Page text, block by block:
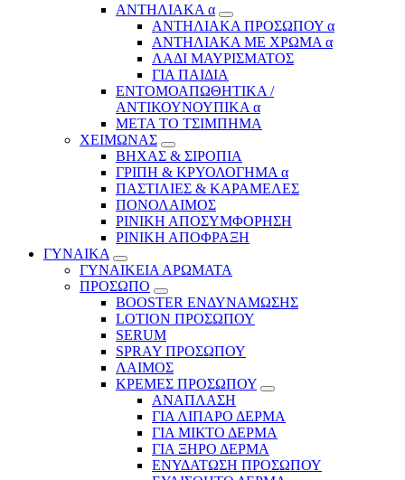
ΑΝΤΗΛΙΑΚΑ α
ΑΝΤΗΛΙΑΚΑ ΠΡΟΣΩΠΟΥ α
ΑΝΤΗΛΙΑΚΑ ΜΕ ΧΡΩΜΑ α
ΛΑΔΙ ΜΑΥΡΙΣΜΑΤΟΣ
ΓΙΑ ΠΑΙΔΙΑ
ΕΝΤΟΜΟΑΠΩΘΗΤΙΚΑ /
ΑΝΤΙΚΟΥΝΟΥΠΙΚΑ α
ΜΕΤΑ ΤΟ ΤΣΙΜΠΗΜΑ
ΧΕΙΜΩΝΑΣ
ΒΗΧΑΣ & ΣΙΡΟΠΙΑ
ΓΡΙΠΗ & ΚΡΥΟΛΟΓΗΜΑ α
ΠΑΣΤΙΛΙΕΣ & ΚΑΡΑΜΕΛΕΣ
ΠΟΝΟΛΑΙΜΟΣ
ΡΙΝΙΚΗ ΑΠΟΣΥΜΦΟΡΗΣΗ
ΡΙΝΙΚΗ ΑΠΟΦΡΑΞΗ
ΓΥΝΑΙΚΑ
ΓΥΝΑΙΚΕΙΑ ΑΡΩΜΑΤΑ
ΠΡΟΣΩΠΟ
BOOSTER ΕΝΔΥΝΑΜΩΣΗΣ
LOTION ΠΡΟΣΩΠΟΥ
SERUM
SPRAY ΠΡΟΣΩΠΟΥ
ΛΑΙΜΟΣ
ΚΡΕΜΕΣ ΠΡΟΣΩΠΟΥ
ΑΝΑΠΛΑΣΗ
ΓΙΑ ΛΙΠΑΡΟ ΔΕΡΜΑ
ΓΙΑ ΜΙΚΤΟ ΔΕΡΜΑ
ΓΙΑ ΞΗΡΟ ΔΕΡΜΑ
ΕΝΥΔΑΤΩΣΗ ΠΡΟΣΩΠΟΥ